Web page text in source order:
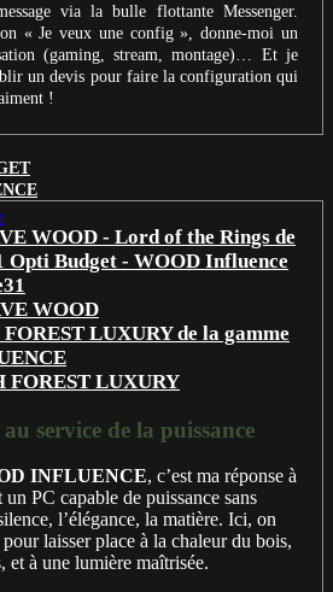
via la bulle flottante Messenger.
« Je veux une config », donne-moi un
(gaming, stream, montage)… Et je
un devis pour faire la configuration qui
!
WOOD
FOREST LUXURY
service de la puissance
INFLUENCE, c’est ma réponse à
PC capable de puissance sans
l’élégance, la matière. Ici, on
laisser place à la chaleur du bois,
et à une lumière maîtrisée.